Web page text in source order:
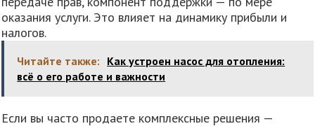
оказания услуги. Это влияет на динамику прибыли и
налогов.
Читайте также: Как устроен насос для отопления:
всё о его работе и важности
Если вы часто продаете комплексные решения —